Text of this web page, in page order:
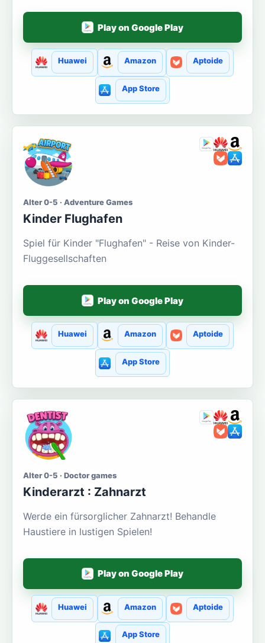
Play on Google Play
Huawei Amazon Aptoide
App Store
Alter 0-5 · Adventure Games
Kinder Flughafen
Spiel für Kinder "Flughafen" - Reise von Kinder-
Fluggesellschaften
Play on Google Play
Huawei Amazon Aptoide
App Store
Alter 0-5 · Doctor games
Kinderarzt : Zahnarzt
Werde ein fürsorglicher Zahnarzt! Behandle
Haustiere in lustigen Spielen!
Play on Google Play
Huawei Amazon Aptoide
App Store